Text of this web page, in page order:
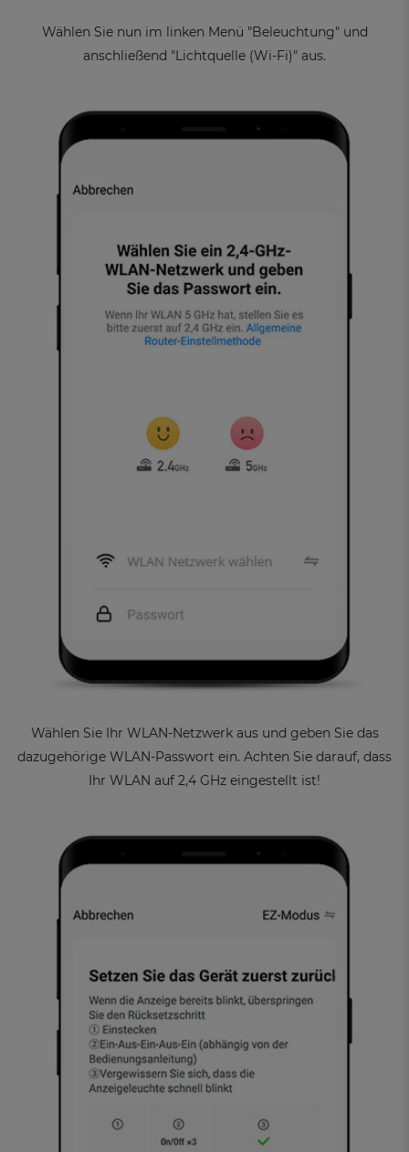
Wählen Sie nun im linken Menü "Beleuchtung" und
anschließend "Lichtquelle (Wi-Fi)" aus.
Wählen Sie Ihr WLAN-Netzwerk aus und geben Sie das
dazugehörige WLAN-Passwort ein. Achten Sie darauf, dass
Ihr WLAN auf 2,4 GHz eingestellt ist!